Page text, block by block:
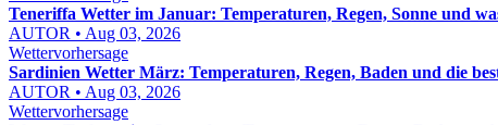
Teneriffa Wetter im Januar: Temperaturen, Regen, Sonne und
AUTOR • Aug 03, 2026
Wettervorhersage
Sardinien Wetter März: Temperaturen, Regen, Baden und die
AUTOR • Aug 03, 2026
Wettervorhersage